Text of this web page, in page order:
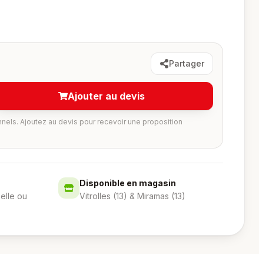
Partager
Ajouter au devis
Ajoutez au devis pour recevoir une proposition
ou
Disponible en magasin
Vitrolles (13) & Miramas (13)